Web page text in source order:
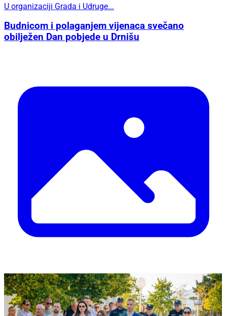
U organizaciji Grada i Udruge...
Budnicom i polaganjem vijenaca svečano
obilježen Dan pobjede u Drnišu